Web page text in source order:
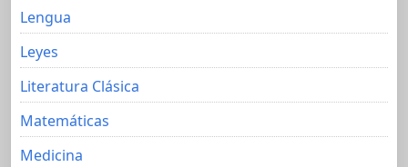
Lengua
Leyes
Literatura Clásica
Matemáticas
Medicina